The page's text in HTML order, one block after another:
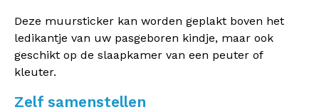
Deze muursticker kan worden geplakt boven het
ledikantje van uw pasgeboren kindje, maar ook
geschikt op de slaapkamer van een peuter of
kleuter.
Zelf samenstellen